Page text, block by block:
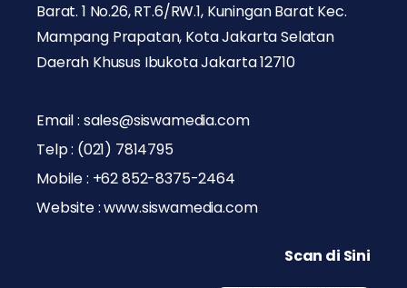
Barat. 1 No.26, RT.6/RW.1, Kuningan Barat Kec.
Mampang Prapatan, Kota Jakarta Selatan
Daerah Khusus Ibukota Jakarta 12710
Email : sales@siswamedia.com
Telp : (021) 7814795
Mobile : +62 852-8375-2464
Website : www.siswamedia.com
Scan di Sini